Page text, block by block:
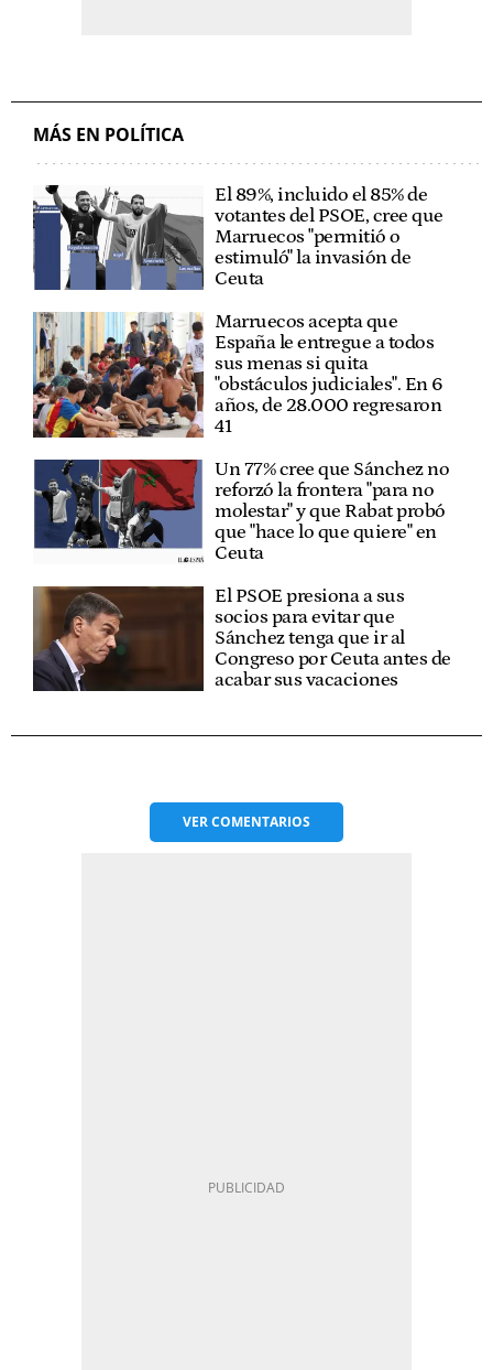
MÁS EN POLÍTICA
El 89%, incluido el 85% de
votantes del PSOE, cree que
Marruecos "permitió o
estimuló" la invasión de
Ceuta
Marruecos acepta que
España le entregue a todos
sus menas si quita
"obstáculos judiciales". En 6
años, de 28.000 regresaron
41
Un 77% cree que Sánchez no
reforzó la frontera "para no
molestar" y que Rabat probó
que "hace lo que quiere" en
Ceuta
El PSOE presiona a sus
socios para evitar que
Sánchez tenga que ir al
Congreso por Ceuta antes de
acabar sus vacaciones
VERCOMENTARIOS